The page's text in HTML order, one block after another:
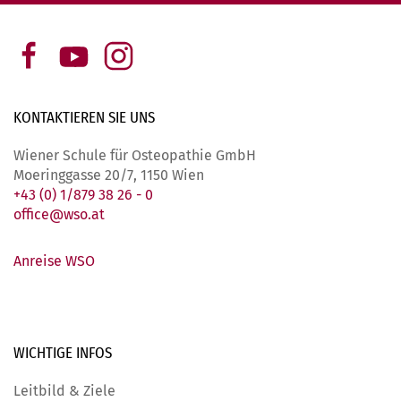
KONTAKTIEREN SIE UNS
Wiener Schule für Osteopathie GmbH
Moeringgasse 20/7, 1150 Wien
+43 (0) 1/879 38 26 - 0
office@wso.at
Anreise WSO
WICHTIGE INFOS
Leitbild & Ziele